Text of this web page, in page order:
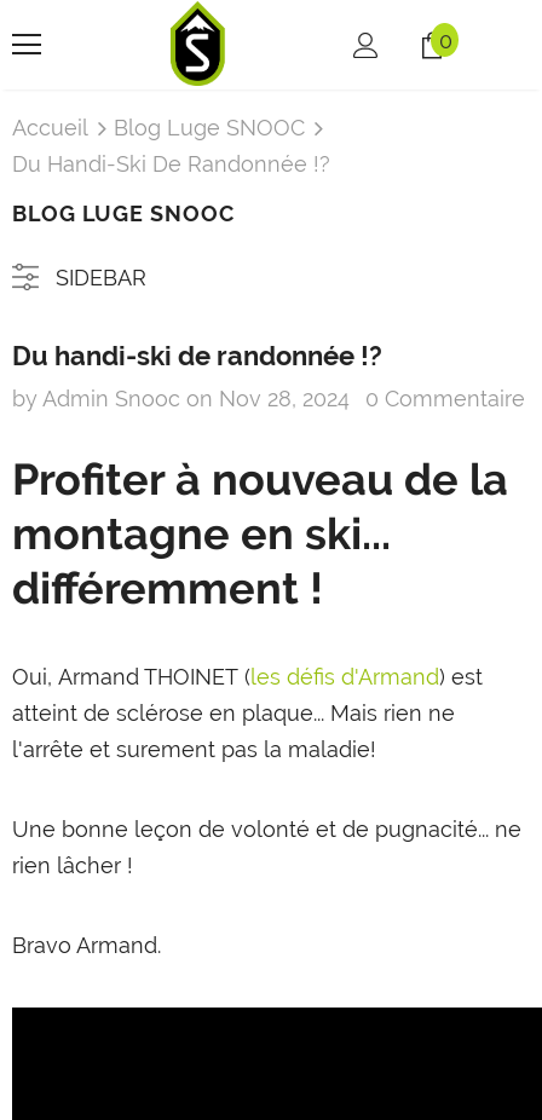
0
Accueil
Blog Luge SNOOC
Du Handi-Ski De Randonnée !?
BLOG LUGE SNOOC
SIDEBAR
Du handi-ski de randonnée !?
by Admin Snooc on Nov 28, 2024 0 Commentaire
Profiter à nouveau de la
montagne en ski...
différemment !
Oui, Armand THOINET (les défis d'Armand) est
atteint de sclérose en plaque... Mais rien ne
l'arrête et surement pas la maladie!
Une bonne leçon de volonté et de pugnacité... ne
rien lâcher !
Bravo Armand.